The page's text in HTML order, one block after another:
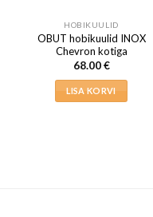
HOBIKUULID
OBUT hobikuulid INOX
Chevron kotiga
68.00€
LISA KORVI